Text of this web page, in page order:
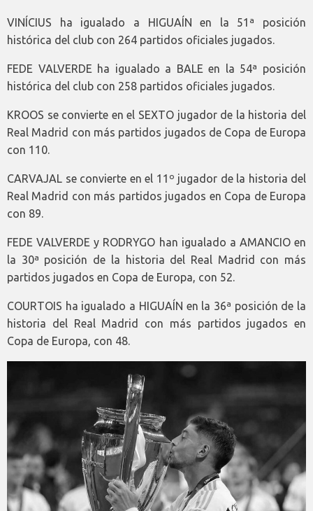
VINÍCIUS ha igualado a HIGUAÍN en la 51ª posición
histórica del club con 264 partidos oficiales jugados.
FEDE VALVERDE ha igualado a BALE en la 54ª posición
histórica del club con 258 partidos oficiales jugados.
KROOS se convierte en el SEXTO jugador de la historia del
Real Madrid con más partidos jugados de Copa de Europa
con 110.
CARVAJAL se convierte en el 11º jugador de la historia del
Real Madrid con más partidos jugados en Copa de Europa
con 89.
FEDE VALVERDE y RODRYGO han igualado a AMANCIO en
la 30ª posición de la historia del Real Madrid con más
partidos jugados en Copa de Europa, con 52.
COURTOIS ha igualado a HIGUAÍN en la 36ª posición de la
historia del Real Madrid con más partidos jugados en
Copa de Europa, con 48.